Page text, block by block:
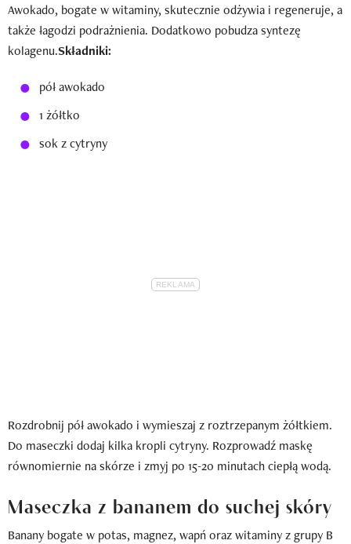
Awokado, bogate w witaminy, skutecznie odżywia i regeneruje, a
także łagodzi podrażnienia. Dodatkowo pobudza syntezę
kolagenu.Składniki:
pół awokado
1 żółtko
sok z cytryny
Rozdrobnij pół awokado i wymieszaj z roztrzepanym żółtkiem.
Do maseczki dodaj kilka kropli cytryny. Rozprowadź maskę
równomiernie na skórze i zmyj po 15-20 minutach ciepłą wodą.
Maseczka z bananem do suchej skóry
Banany bogate w potas, magnez, wapń oraz witaminy z grupy B